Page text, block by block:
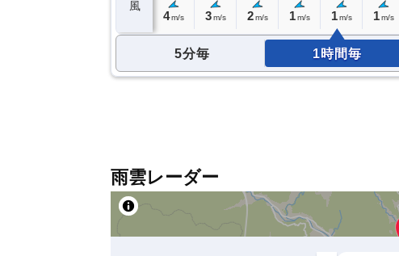
風
4 m/s 3 m/s 2 m/s 1 m/s 1 m/s 1 m/s
5分毎 1時間毎
雨雲レーダー